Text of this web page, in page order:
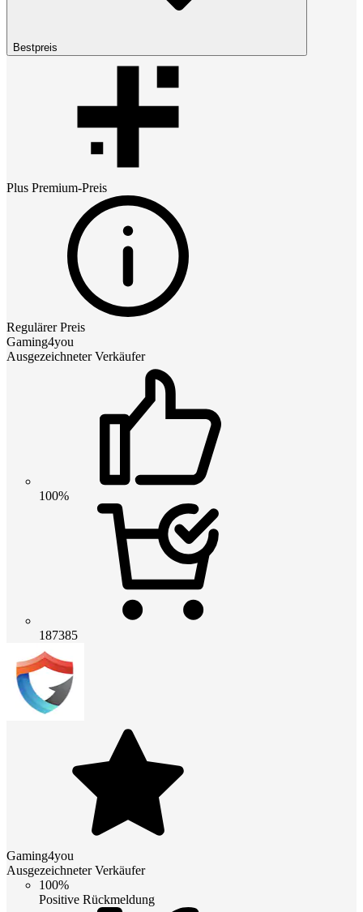
Bestpreis
Plus Premium-Preis
Regulärer Preis
Gaming4you
Ausgezeichneter Verkäufer
100%
187385
Gaming4you
Ausgezeichneter Verkäufer
100%
Positive Rückmeldung